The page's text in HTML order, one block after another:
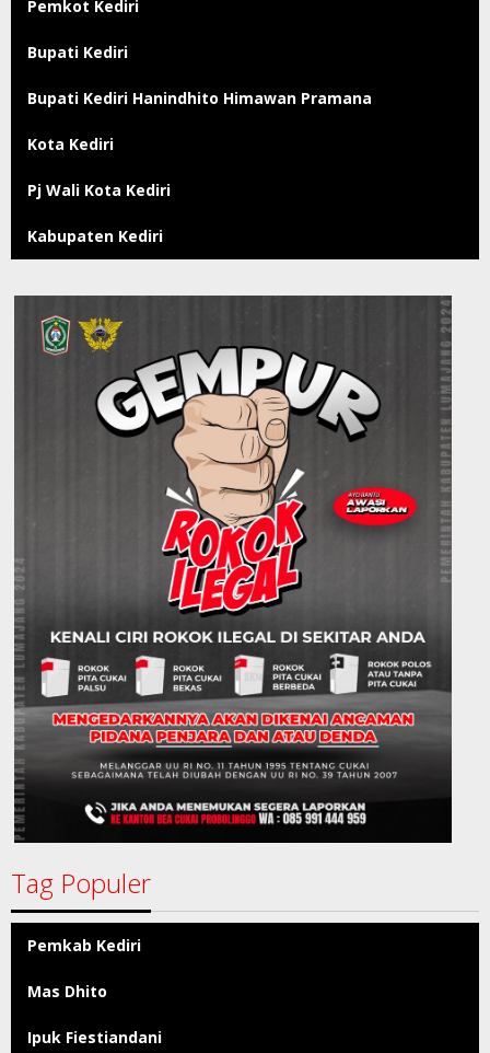
Pemkot Kediri
Bupati Kediri
Bupati Kediri Hanindhito Himawan Pramana
Kota Kediri
Pj Wali Kota Kediri
Kabupaten Kediri
Tag Populer
Pemkab Kediri
Mas Dhito
Ipuk Fiestiandani